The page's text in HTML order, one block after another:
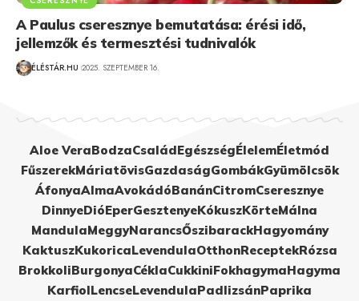
A Paulus cseresznye bemutatása: érési idő,
jellemzők és termesztési tudnivalók
ÉLÉSTÁR.HU 2025. SZEPTEMBER 16.
Aloe VeraBodzaCsaládEgészségÉlelemÉletmód
FűszerekMáriatövisGazdaságGombákGyümölcsök
ÁfonyaAlmaAvokádóBanánCitromCseresznye
DinnyeDióEperGesztenyeKókuszKörteMálna
MandulaMeggyNarancsŐszibarackHagyomány
KaktuszKukoricaLevendulaOtthonReceptekRózsa
BrokkoliBurgonyaCéklaCukkiniFokhagymaHagyma
KarfiolLencseLevendulaPadlizsánPaprika